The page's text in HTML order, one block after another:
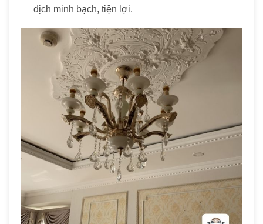
dịch minh bạch, tiện lợi.